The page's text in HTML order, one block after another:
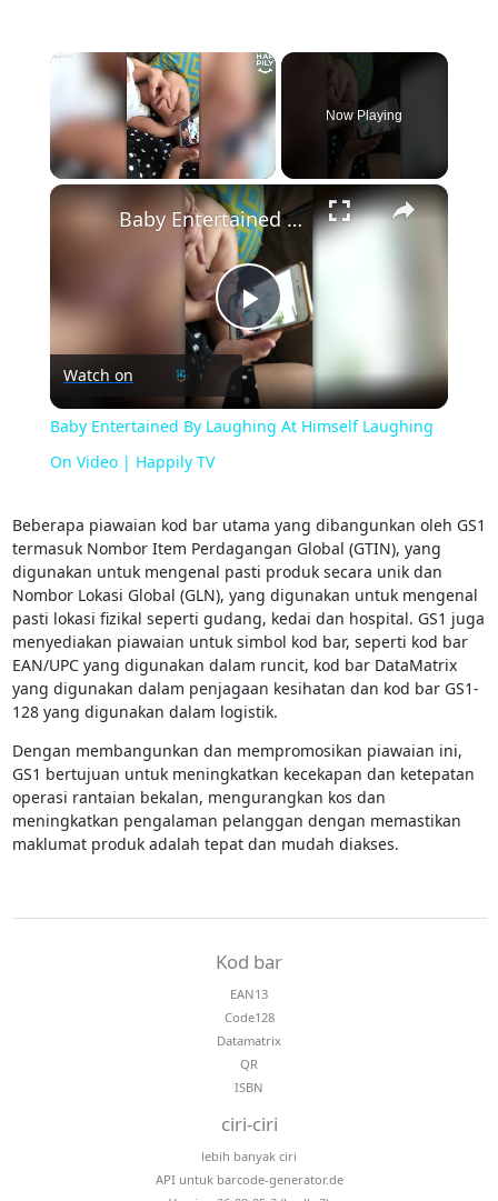
×
Now Playing
×
Play
Video
Baby Entertained By Laughing At Himself Laughing On Video | Happily TV
Watch on
Baby Entertained By Laughing At Himself Laughing
On Video | Happily TV
Beberapa piawaian kod bar utama yang dibangunkan oleh GS1
termasuk Nombor Item Perdagangan Global (GTIN), yang
digunakan untuk mengenal pasti produk secara unik dan
Nombor Lokasi Global (GLN), yang digunakan untuk mengenal
pasti lokasi fizikal seperti gudang, kedai dan hospital. GS1 juga
menyediakan piawaian untuk simbol kod bar, seperti kod bar
EAN/UPC yang digunakan dalam runcit, kod bar DataMatrix
yang digunakan dalam penjagaan kesihatan dan kod bar GS1-
128 yang digunakan dalam logistik.
Dengan membangunkan dan mempromosikan piawaian ini,
GS1 bertujuan untuk meningkatkan kecekapan dan ketepatan
operasi rantaian bekalan, mengurangkan kos dan
meningkatkan pengalaman pelanggan dengan memastikan
maklumat produk adalah tepat dan mudah diakses.
Kod bar
EAN13
Code128
Datamatrix
QR
ISBN
ciri-ciri
lebih banyak ciri
API untuk barcode-generator.de